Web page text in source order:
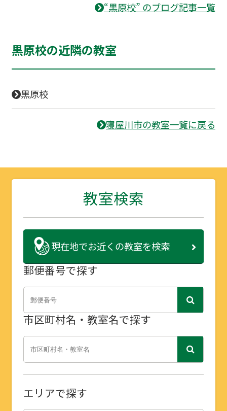
“黒原校” のブログ記事一覧
黒原校の近隣の教室
黒原校
寝屋川市の教室一覧に戻る
教室検索
現在地でお近くの教室を検索
郵便番号で探す
市区町村名・教室名で探す
エリアで探す